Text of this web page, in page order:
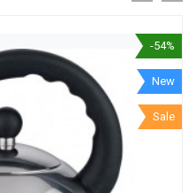
-54%
New
Sale